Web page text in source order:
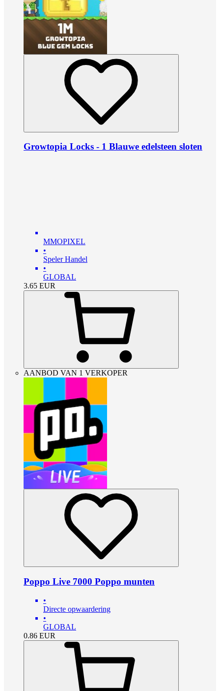
Growtopia Locks - 1 Blauwe edelsteen sloten
MMOPIXEL
•
Speler Handel
•
GLOBAL
3.65 EUR
AANBOD VAN 1 VERKOPER
Poppo Live 7000 Poppo munten
•
Directe opwaardering
•
GLOBAL
0.86 EUR